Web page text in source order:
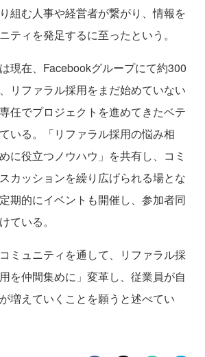
組む人事や経営者が繋がり、情報を
ティを発足するに至ったという。
現在、Facebookグループにて約300
リファラル採用をまだ始めていない
任でプロジェクトを進めてきたベテ
いる。「リファラル採用の悩み相
に役立つノウハウ」を共有し、コミ
カッションを繰り広げられる場とな
期的にイベントも開催し、参加者同
ている。
ミュニティを通して、リファラル採
を仲間集めに」変革し、従業員が自
増えていくことを願うと述べてい